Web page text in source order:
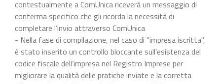
contestualmente a ComUnica riceverà un messaggio di
conferma specifico che gli ricorda la necessità di
completare l’invio attraverso ComUnica
- Nella fase di compilazione, nel caso di "impresa iscritta",
è stato inserito un controllo bloccante sull’esistenza del
codice fiscale dell’impresa nel Registro Imprese per
migliorare la qualità delle pratiche inviate e la corretta